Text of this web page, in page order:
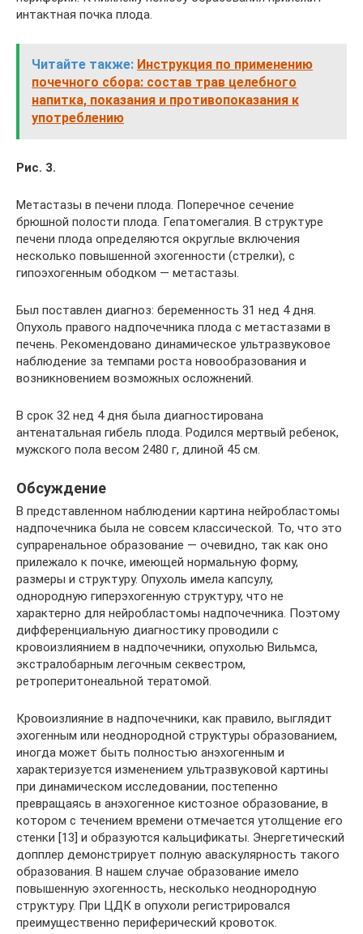
интактная почка плода.
Читайте также: Инструкция по применению
почечного сбора: состав трав целебного
напитка, показания и противопоказания к
употреблению
Рис. 3.
Метастазы в печени плода. Поперечное сечение
брюшной полости плода. Гепатомегалия. В структуре
печени плода определяются округлые включения
несколько повышенной эхогенности (стрелки), с
гипоэхогенным ободком — метастазы.
Был поставлен диагноз: беременность 31 нед 4 дня.
Опухоль правого надпочечника плода с метастазами в
печень. Рекомендовано динамическое ультразвуковое
наблюдение за темпами роста новообразования и
возникновением возможных осложнений.
В срок 32 нед 4 дня была диагностирована
антенатальная гибель плода. Родился мертвый ребенок,
мужского пола весом 2480 г, длиной 45 см.
Обсуждение
В представленном наблюдении картина нейробластомы
надпочечника была не совсем классической. То, что это
супраренальное образование — очевидно, так как оно
прилежало к почке, имеющей нормальную форму,
размеры и структуру. Опухоль имела капсулу,
однородную гиперэхогенную структуру, что не
характерно для нейробластомы надпочечника. Поэтому
дифференциальную диагностику проводили с
кровоизлиянием в надпочечники, опухолью Вильмса,
экстралобарным легочным секвестром,
ретроперитонеальной тератомой.
Кровоизлияние в надпочечники, как правило, выглядит
эхогенным или неоднородной структуры образованием,
иногда может быть полностью анэхогенным и
характеризуется изменением ультразвуковой картины
при динамическом исследовании, постепенно
превращаясь в анэхогенное кистозное образование, в
котором с течением времени отмечается утолщение его
стенки [13] и образуются кальцификаты. Энергетический
допплер демонстрирует полную аваскулярность такого
образования. В нашем случае образование имело
повышенную эхогенность, несколько неоднородную
структуру. При ЦДК в опухоли регистрировался
преимущественно периферический кровоток.